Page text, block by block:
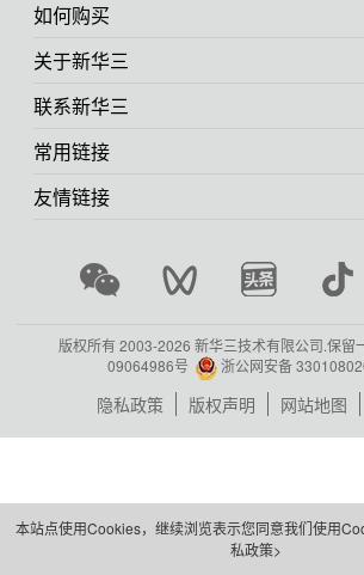
如何购买
关于新华三
联系新华三
常用链接
友情链接
版权所有 2003-2026 新华三技术有限公司.保留
09064986号
浙公网安备
隐私政策 版权声明 网站地图
本站点使用Cookies，继续浏览表示您同意我们使用
私政策>